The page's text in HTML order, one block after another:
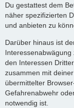
Du gestattest dem
näher spezifizierten
und anbieten zu
Darüber hinaus ist
den Interessen
zusammen mit
übermittelter
Gefahrenabwehr
notwendig ist.